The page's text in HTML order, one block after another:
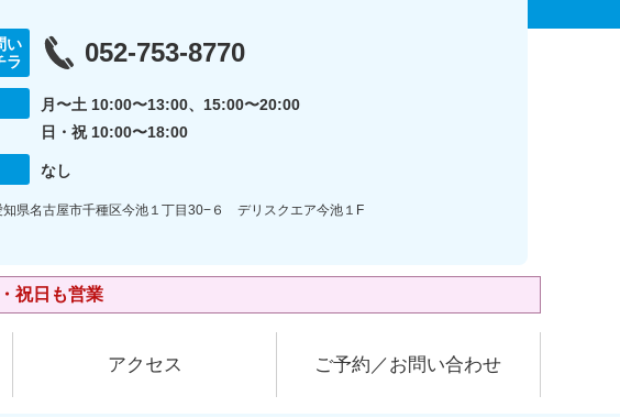
い
ラ
052-753-8770
月〜土 10:00〜13:00、15:00〜20:00
日・祝 10:00〜18:00
なし
県名古屋市千種区今池１丁目30−６ デリスクエア今池１F
祝日も営業
アクセス ご予約／お問い合わせ